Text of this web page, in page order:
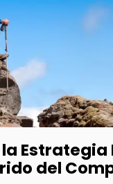
la
del